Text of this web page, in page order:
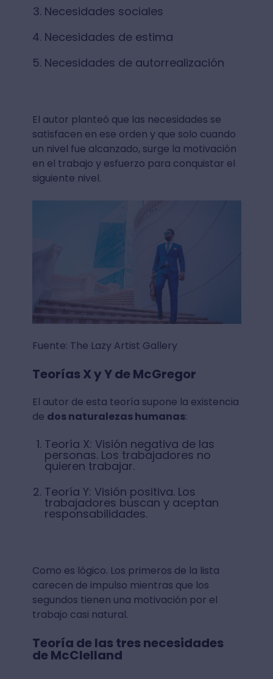
Necesidades sociales
Necesidades de estima
Necesidades de autorrealización
El autor planteó que las necesidades se
satisfacen en ese orden y que solo cuando
un nivel fue alcanzado, surge la motivación
en el trabajo y esfuerzo para conquistar el
siguiente nivel.
Fuente: The Lazy Artist Gallery
Teorías X y Y de McGregor
El autor de esta teoría supone la existencia
de dos naturalezas humanas:
Teoría X: Visión negativa de las
personas. Los trabajadores no
quieren trabajar.
Teoría Y: Visión positiva. Los
trabajadores buscan y aceptan
responsabilidades.
Como es lógico. Los primeros de la lista
carecen de impulso mientras que los
segundos tienen una motivación por el
trabajo casi natural.
Teoría de las tres necesidades
de McClelland